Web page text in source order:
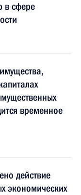
в сфере
временное
действие
экономических